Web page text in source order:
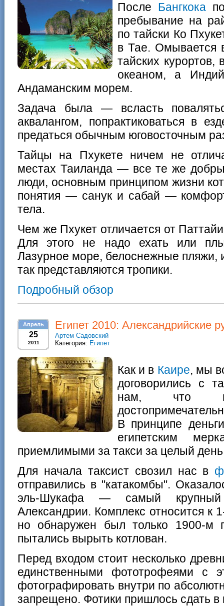
После Бангкокапо
пребывание на
по тайски Ко
в Тае. Омывается
тайских
океаном, а
Андаманским морем.
Задача была — всласть
аквалангом, попрактиковаться в
предаться обычным юговосточным
Тайцы на Пхукете ничем не
местах Таиланда — все те же
люди, основным принципом жизни
понятия — санук и сабай —
тела.
Чем же Пхукет отличается от
Для этого не надо ехать или
Лазурное море, белоснежные пляжи,
так представляются тропики.
Подробный обзор
Апрель
25
2011
Египет 2010: Александрийские
Артем Садовский
Категория: Египет
Как и в Каире, мы
договорились с
нам, что
В принципе
египетским
приемлимыми за такси за целый
Для начала таксист свозил нас в
отправились в "катакомбы".
эль-Шукафа — самый
Александрии. Комплекс относится
но обнаружен был только 1900-м
пытались вырыть котлован.
Перед входом стоит несколько
единственными фототрофеями с
фотографировать внутри по
запрещено. Фотики пришлось сдать в